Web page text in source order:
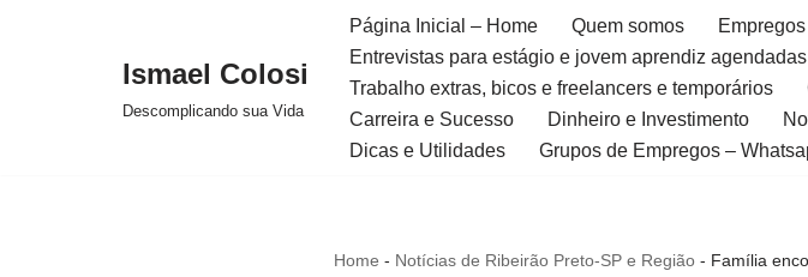
Ismael Colosi
Descomplicando sua Vida
Página Inicial – Home Quem somos
Entrevistas para estágio e jovem aprendiz
Trabalho extras, bicos e freelancers e temporários
Carreira e Sucesso
Dinheiro e Investimento
Dicas e Utilidades
Grupos de Empregos –
Home - Notícias de Ribeirão Preto-SP e Região- Família